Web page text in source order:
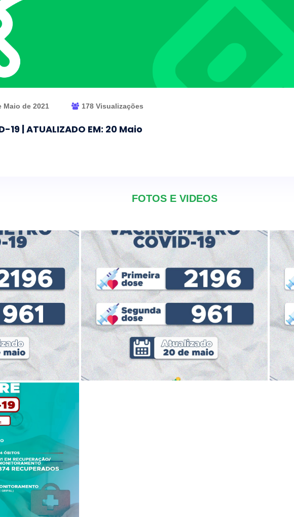
Maio de 2021 178 Visualizações
19 | ATUALIZADO EM: 20 Maio
FOTOS E VIDEOS